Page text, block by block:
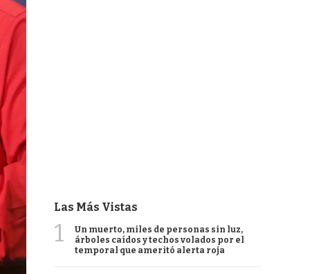
Las Más Vistas
1
Un muerto, miles de personas sin luz,
árboles caídos y techos volados por el
temporal que ameritó alerta roja